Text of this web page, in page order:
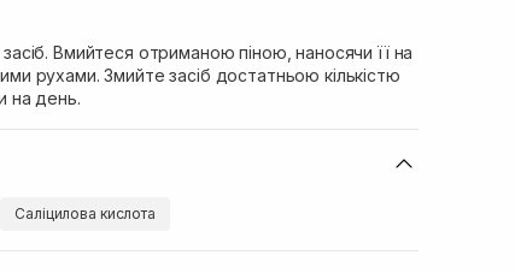
Вмийтеся отриманою піною, наносячи її на
рухами. Змийте засіб достатньою кількістю
на день.
Саліцилова кислота